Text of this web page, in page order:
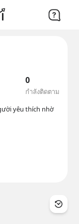
0
กำลังติดตาม
yêu thích nhờ